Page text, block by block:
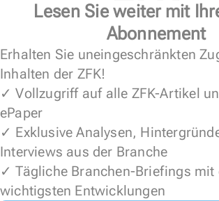
Lesen Sie weiter mit
Abonnement
Erhalten Sie uneingeschränkten
Inhalten der ZFK!
✓ Vollzugriff auf alle ZFK-Artikel
ePaper
✓ Exklusive Analysen,
Interviews aus der Branche
✓ Tägliche Branchen-Briefings mit
wichtigsten Entwicklungen